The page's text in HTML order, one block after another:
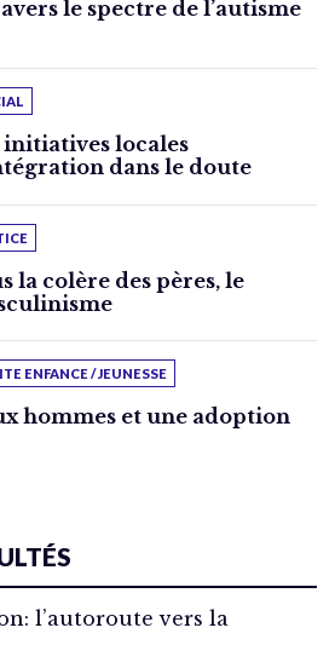
le spectre de l’autisme
initiatives locales
dans le doute
la colère des pères, le
ENFANCE / JEUNESSE
hommes et une adoption
l’autoroute vers la